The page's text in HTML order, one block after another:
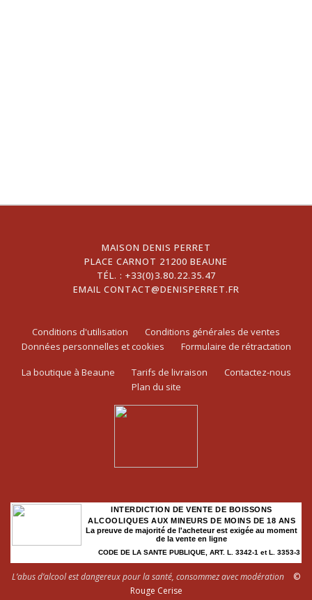
MAISON DENIS PERRET
PLACE CARNOT 21200 BEAUNE
TÉL. : +33(0)3.80.22.35.47
EMAIL CONTACT@DENISPERRET.FR
Conditions d'utilisation
Conditions générales de ventes
Données personnelles et cookies
Formulaire de rétractation
La boutique à Beaune Tarifs de livraison
Contactez-nous
Plan du site
INTERDICTION DE VENTE DE BOISSONS
ALCOOLIQUES AUX MINEURS DE MOINS DE 18 ANS
La preuve de majorité de l'acheteur est exigée au moment
de la vente en ligne
CODE DE LA SANTE PUBLIQUE, ART. L. 3342-1 et L. 3353-3
L’abus d’alcool est dangereux pour la santé, consommez avec modération
©
Rouge Cerise